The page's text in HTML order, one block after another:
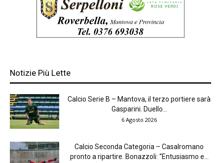
Notizie Più Lette
Calcio Serie B – Mantova, il terzo portiere sarà
Gasparini. Duello...
6 Agosto 2026
Calcio Seconda Categoria – Casalromano
pronto a ripartire. Bonazzoli: “Entusiasmo e...